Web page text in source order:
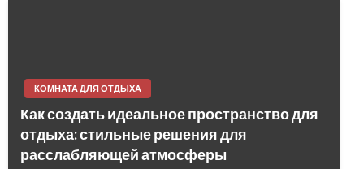
КОМНАТА ДЛЯ ОТДЫХА
Как создать идеальное пространство для
отдыха: стильные решения для
расслабляющей атмосферы